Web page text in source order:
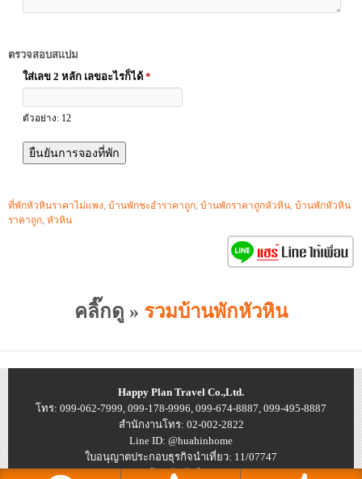
ตรวจสอบสแปม
ใส่เลข 2 หลัก เลขอะไรก็ได้ *
ตัวอย่าง: 12
ที่พักหัวหินราคาไม่แพง, บ้านพักชะอำราคาถูก, บ้านพักราคาถูกหัวหิน, บ้านพักหัวหิน
ราคาถูก, หัวหิน
คลิ๊กดู » รวมบ้านพักหัวหิน
Happy Plan Travel Co.,Ltd.
โทร: 099-062-7999, 099-178-9996, 099-674-8887, 099-495-8887
สำนักงานโทร: 02-002-2822
Line ID: @huahinhome
ใบอนุญาตประกอบธุรกิจนำเที่ยว: 11/07747
© 2026บ้านพักหัวหิน ราคาถูก